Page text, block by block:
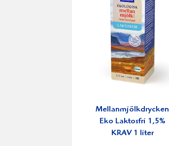
Mellanmjölkdrycken
Eko Laktosfri 1,5%
KRAV 1 liter